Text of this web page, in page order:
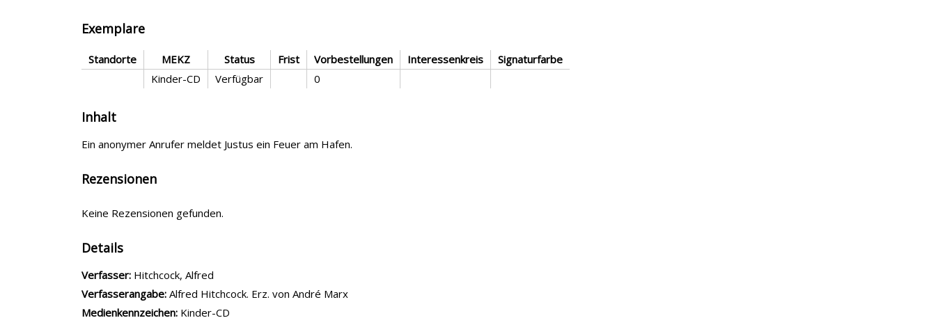
Exemplare
Standorte MEKZ Status Frist Vorbestellungen Interessenkreis
Signaturfarbe
Kinder-CD
Verfügbar 0
Inhalt
Ein anonymer Anrufer meldet Justus ein Feuer am Hafen.
Rezensionen
Keine Rezensionen gefunden.
Details
Verfasser: Suche nach diesem Verfasser
Hitchcock, Alfred
Verfasserangabe: Alfred Hitchcock. Erz. von André Marx
Medienkennzeichen: Kinder-CD